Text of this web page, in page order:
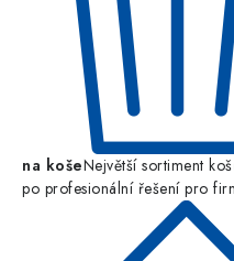
na košeNejvětší sortiment
po profesionální řešení pro